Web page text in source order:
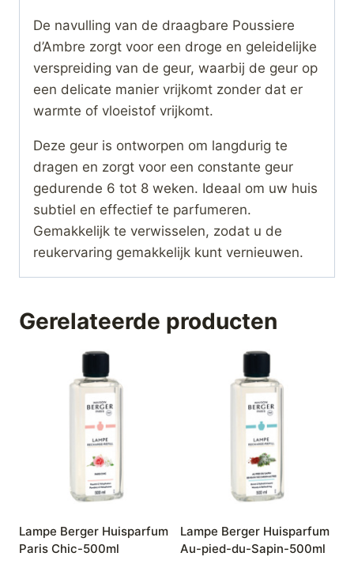
De navulling van de draagbare Poussiere
d’Ambre zorgt voor een droge en geleidelijke
verspreiding van de geur, waarbij de geur op
een delicate manier vrijkomt zonder dat er
warmte of vloeistof vrijkomt.
Deze geur is ontworpen om langdurig te
dragen en zorgt voor een constante geur
gedurende 6 tot 8 weken. Ideaal om uw huis
subtiel en effectief te parfumeren.
Gemakkelijk te verwisselen, zodat u de
reukervaring gemakkelijk kunt vernieuwen.
Gerelateerde producten
Lampe Berger Huisparfum
Paris Chic-500ml
Lampe Berger Huisparfum
Au-pied-du-Sapin-500ml